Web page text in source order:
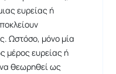
ευρείας ή
Ωστόσο, μόνο μία
μέρος ευρείας ή
θεωρηθεί ως